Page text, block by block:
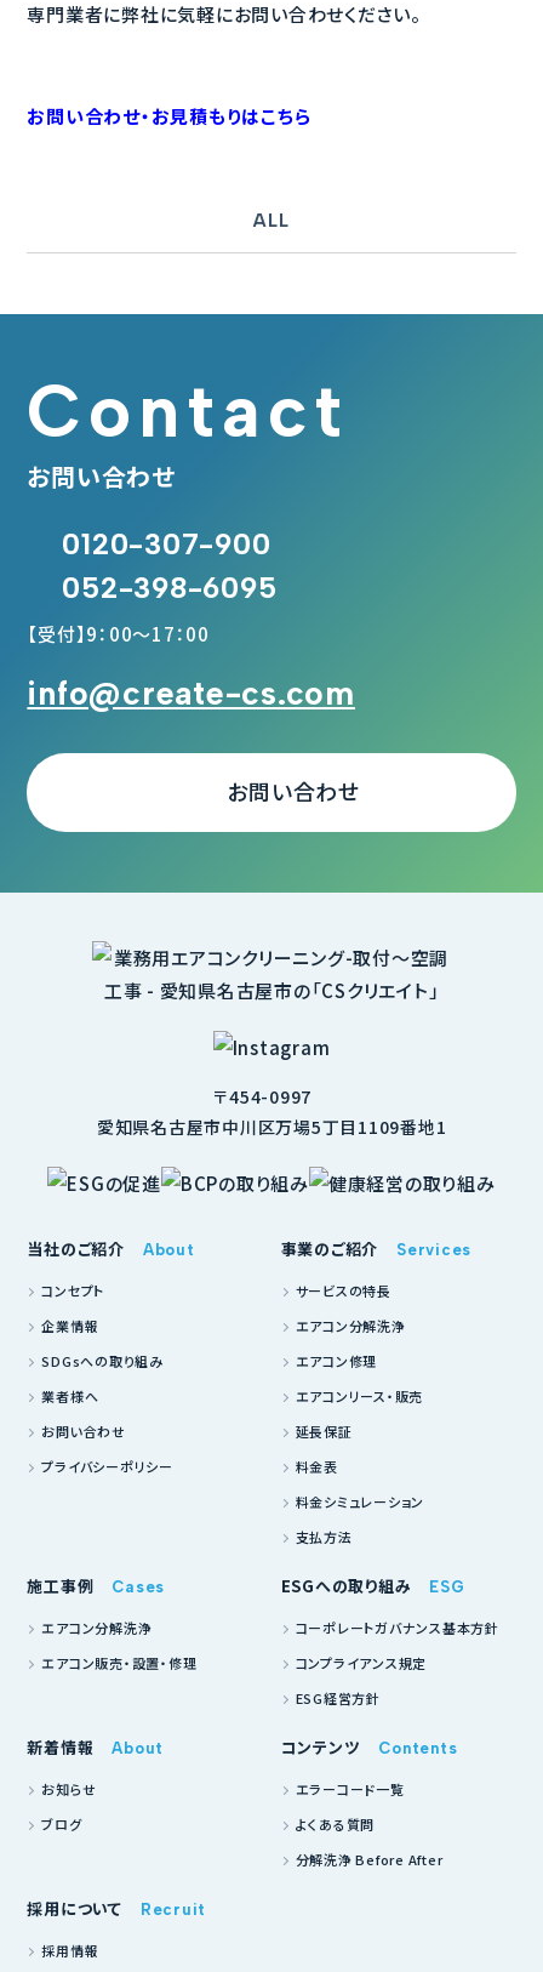
専門業者に弊社に気軽にお問い合わせください。
お問い合わせ・お見積もりはこちら
ALL
Contact
お問い合わせ
0120-307-900
052-398-6095
【受付】9：00～17：00
info@create-cs.com
お問い合わせ
〒454-0997
愛知県名古屋市中川区万場5丁目1109番地1
当社のご紹介 About
コンセプト
企業情報
SDGsへの取り組み
業者様へ
お問い合わせ
プライバシーポリシー
事業のご紹介 Services
サービスの特長
エアコン分解洗浄
エアコン修理
エアコンリース・販売
延長保証
料金表
料金シミュレーション
支払方法
施工事例 Cases
エアコン分解洗浄
エアコン販売・設置・修理
ESGへの取り組み ESG
コーポレートガバナンス基本方針
コンプライアンス規定
ESG経営方針
新着情報 About
お知らせ
ブログ
コンテンツ Contents
エラーコード一覧
よくある質問
分解洗浄 Before After
採用について Recruit
採用情報